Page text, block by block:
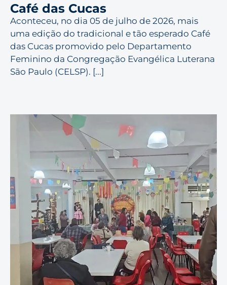
Café das Cucas
Aconteceu, no dia 05 de julho de 2026, mais
uma edição do tradicional e tão esperado Café
das Cucas promovido pelo Departamento
Feminino da Congregação Evangélica Luterana
São Paulo (CELSP). [...]